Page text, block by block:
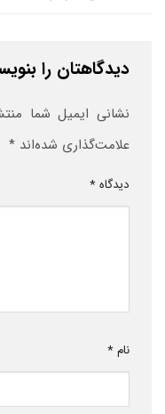
دیدگاهتان را
نشانی ایمیل شما
علامت‌گذاری شده‌اند *
دیدگاه*
نام*